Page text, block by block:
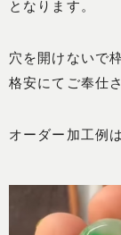
となります。
穴を開けないで
格安にてご奉仕
オーダー加工例は